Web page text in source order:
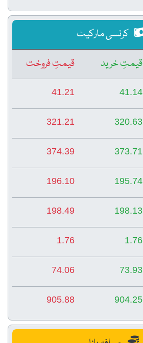
کرنسی مارکیٹ
قیمتِ خرید
قیمتِ فروخت
41.14
41.21
320.63
321.21
373.71
374.39
195.74
196.10
198.13
198.49
1.76
1.76
73.93
74.06
904.25
905.88